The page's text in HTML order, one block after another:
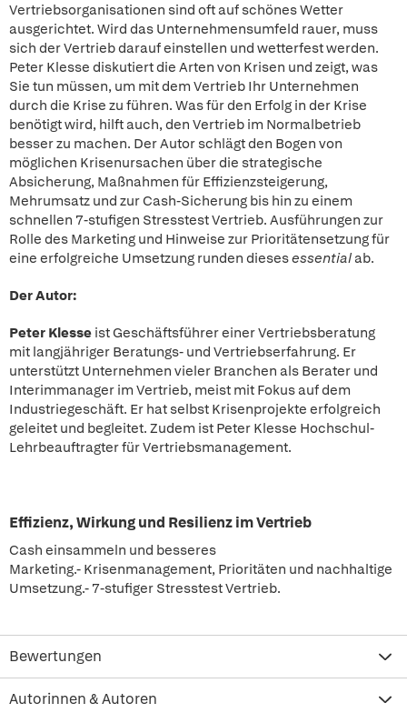
Vertriebsorganisationen sind oft auf schönes Wetter
ausgerichtet. Wird das Unternehmensumfeld rauer, muss
sich der Vertrieb darauf einstellen und wetterfest werden.
Peter Klesse diskutiert die Arten von Krisen und zeigt, was
Sie tun müssen, um mit dem Vertrieb Ihr Unternehmen
durch die Krise zu führen. Was für den Erfolg in der Krise
benötigt wird, hilft auch, den Vertrieb im Normalbetrieb
besser zu machen. Der Autor schlägt den Bogen von
möglichen Krisenursachen über die strategische
Absicherung, Maßnahmen für Effizienzsteigerung,
Mehrumsatz und zur Cash-Sicherung bis hin zu einem
schnellen 7-stufigen Stresstest Vertrieb. Ausführungen zur
Rolle des Marketing und Hinweise zur Prioritätensetzung für
eine erfolgreiche Umsetzung runden diesesessential ab.
Der Autor:
Peter Klesse ist Geschäftsführer einer Vertriebsberatung
mit langjähriger Beratungs- und Vertriebserfahrung. Er
unterstützt Unternehmen vieler Branchen als Berater und
Interimmanager im Vertrieb, meist mit Fokus auf dem
Industriegeschäft. Er hat selbst Krisenprojekte erfolgreich
geleitet und begleitet. Zudem ist Peter Klesse Hochschul-
Lehrbeauftragter für Vertriebsmanagement.
Effizienz, Wirkung und Resilienz im Vertrieb
Cash einsammeln und besseres
Marketing.- Krisenmanagement, Prioritäten und nachhaltige
Umsetzung.- 7-stufiger Stresstest Vertrieb.
Bewertungen
Autorinnen & Autoren